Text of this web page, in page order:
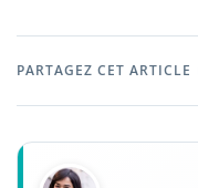
PARTAGEZ CET ARTICLE